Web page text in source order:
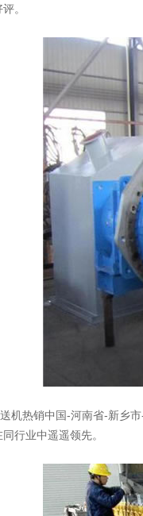
。
热销中国-河南省-新乡市
行业中遥遥领先。